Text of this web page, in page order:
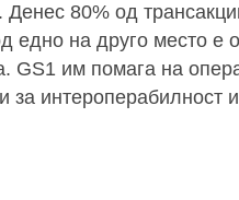
Денес 80% од
едно на друго место е
GS1 им помага на
интероперабилност